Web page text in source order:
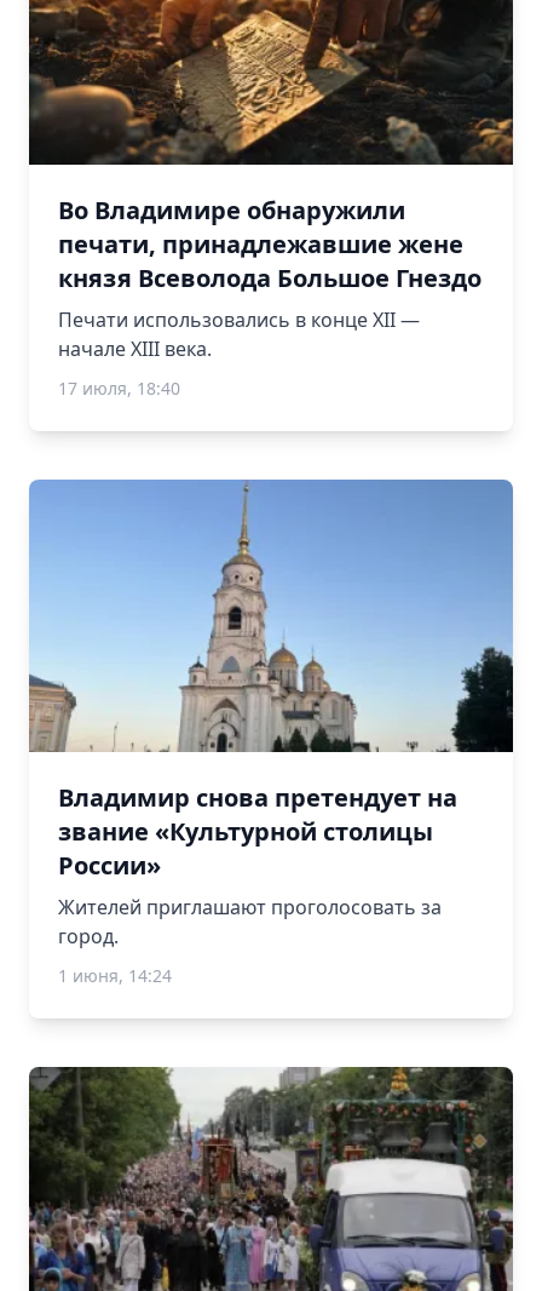
Во Владимире обнаружили
печати, принадлежавшие жене
князя Всеволода Большое Гнездо
Печати использовались в конце XII —
начале XIII века.
17 июля, 18:40
Владимир снова претендует на
звание «Культурной столицы
России»
Жителей приглашают проголосовать за
город.
1 июня, 14:24